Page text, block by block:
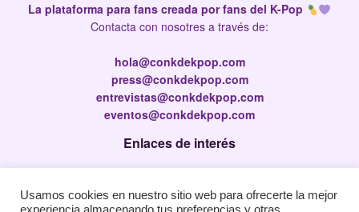
La plataforma para fans creada por fans del K-Pop
Contacta con nosotres a través de:
hola@conkdekpop.com
press@conkdekpop.com
entrevistas@conkdekpop.com
eventos@conkdekpop.com
Enlaces de interés
Política de privacidad
Usamos cookies en nuestro sitio web para ofrecerte la mejor